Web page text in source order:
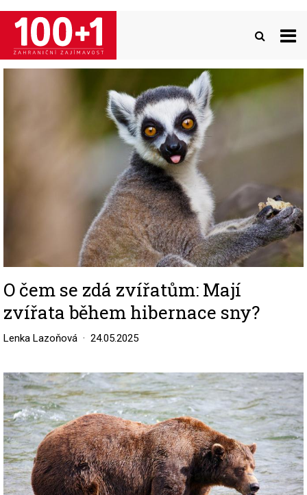
Přejít
hlavnímu
obsahu
O čem se zdá zvířatům: Mají
zvířata během hibernace sny?
Lenka Lazoňová 24.05.2025
Image